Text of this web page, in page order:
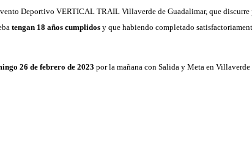
Deportivo VERTICAL TRAIL Villaverde de Guadalimar, que
tengan 18 años cumplidos y que habiendo completado
26 de febrero de 2023 por la mañana con Salida y Meta en